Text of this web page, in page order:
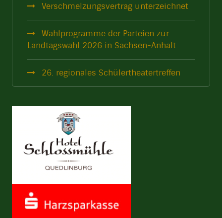
Verschmelzungsvertrag unterzeichnet
Wahlprogramme der Parteien zur
Landtagswahl 2026 in Sachsen-Anhalt
26. regionales Schülertheatertreffen